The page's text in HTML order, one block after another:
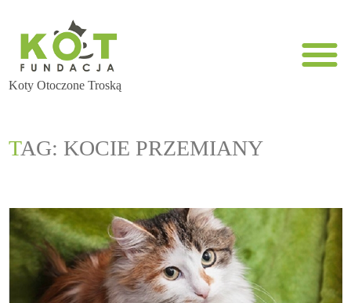
Koty Otoczone Troską
TAG: KOCIE PRZEMIANY